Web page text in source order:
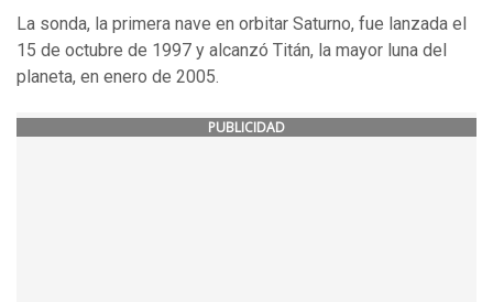
La sonda, la primera nave en orbitar Saturno, fue lanzada el
15 de octubre de 1997 y alcanzó Titán, la mayor luna del
planeta, en enero de 2005.
PUBLICIDAD